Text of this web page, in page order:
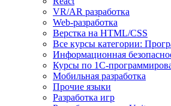
VR/AR разработка
Web-разработка
Верстка на HTML/CSS
Все курсы категории:
Информационная
Курсы по 1С-
Мобильная разработка
Прочие языки
Разработка игр